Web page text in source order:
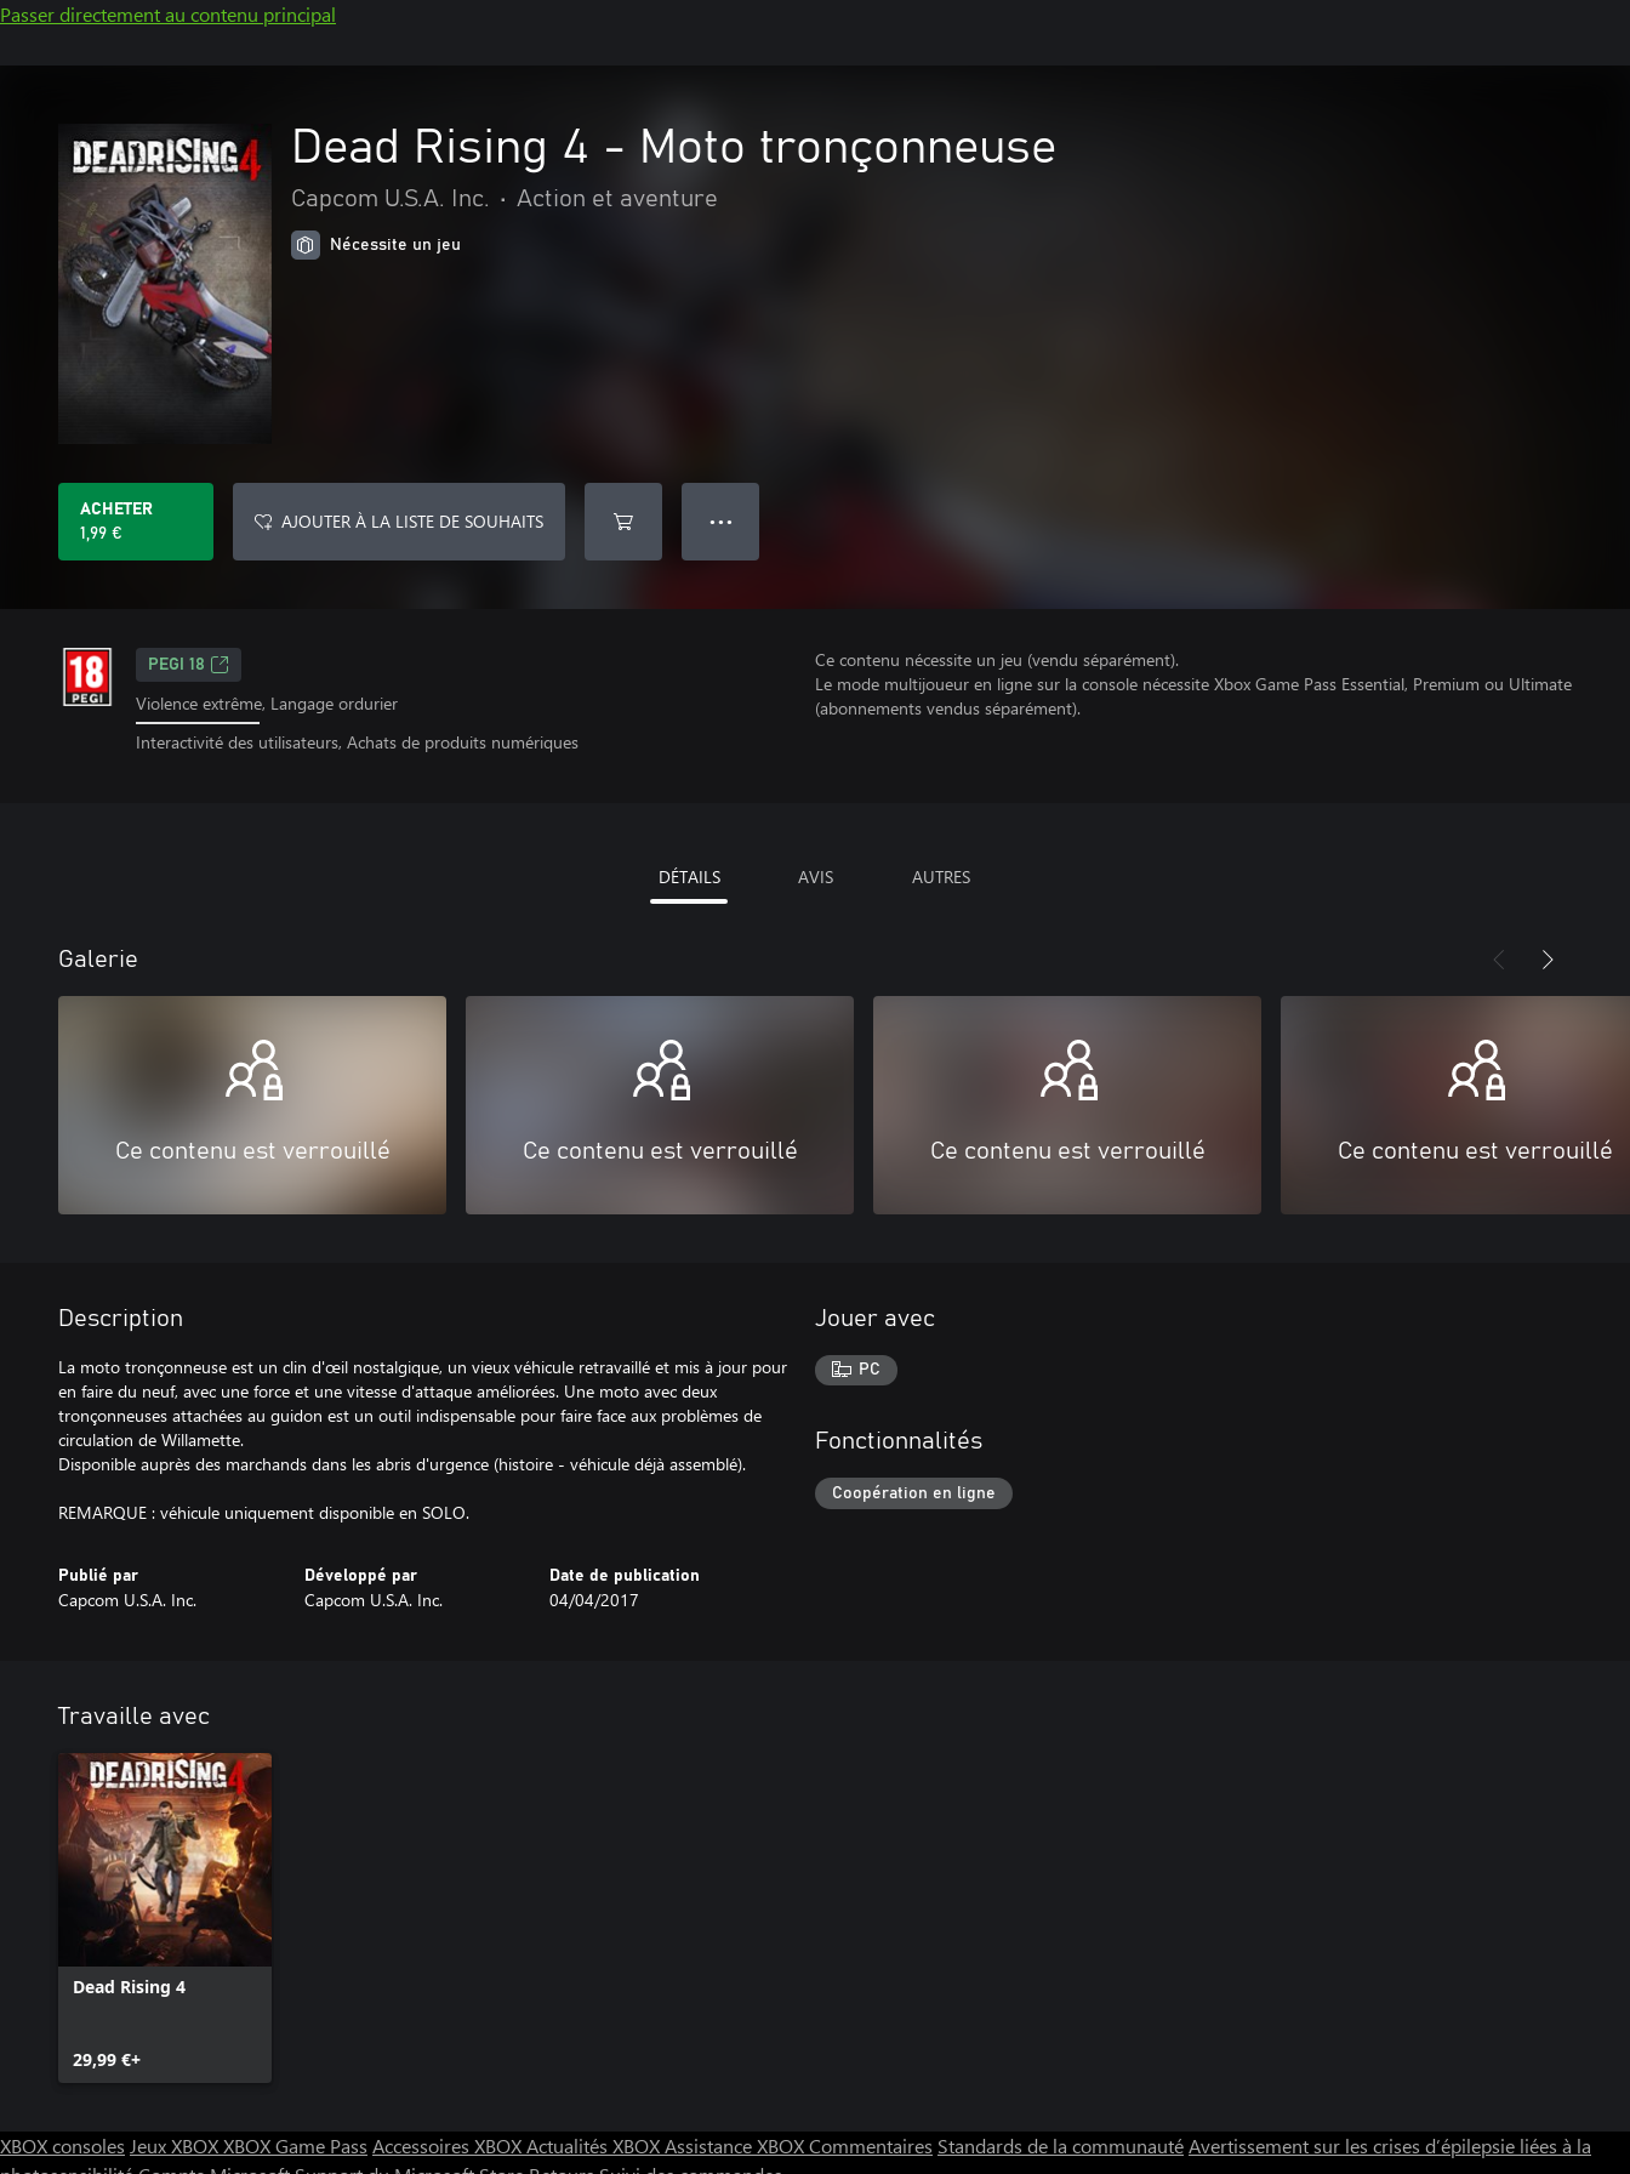
Passer directement au contenu principal
Dead Rising 4 - Moto tronçonneuse
Capcom U.S.A. Inc. • Action et aventure
Nécessite un jeu
ACHETER
1,99 €
AJOUTER À LA LISTE DE SOUHAITS ● ● ●
PEGI 18
Violence extrême, Langage ordurier
Interactivité des utilisateurs, Achats de produits numériques
Ce contenu nécessite un jeu (vendu séparément).
Le mode multijoueur en ligne sur la console nécessite Xbox Game Pass Essential, Premium ou Ultimate
(abonnements vendus séparément).
DÉTAILS AVIS AUTRES
Galerie
Ce contenu est verrouillé Ce contenu est verrouillé Ce contenu est verrouillé Ce contenu est verrouillé
Description
La moto tronçonneuse est un clin d'œil nostalgique, un vieux véhicule retravaillé et mis à jour pour
en faire du neuf, avec une force et une vitesse d'attaque améliorées. Une moto avec deux
tronçonneuses attachées au guidon est un outil indispensable pour faire face aux problèmes de
circulation de Willamette.
Disponible auprès des marchands dans les abris d'urgence (histoire - véhicule déjà assemblé).
REMARQUE : véhicule uniquement disponible en SOLO.
Publié par
Capcom U.S.A. Inc.
Développé par
Capcom U.S.A. Inc.
Date de publication
04/04/2017
Jouer avec
PC
Fonctionnalités
Coopération en ligne
Travaille avec
Dead Rising 4
29,99 €+
XBOX consoles Jeux XBOXXBOX Game Pass Accessoires XBOXActualités XBOXAssistance XBOXCommentaires Standards de la communautéAvertissement sur les crises d’épilepsie liées à la